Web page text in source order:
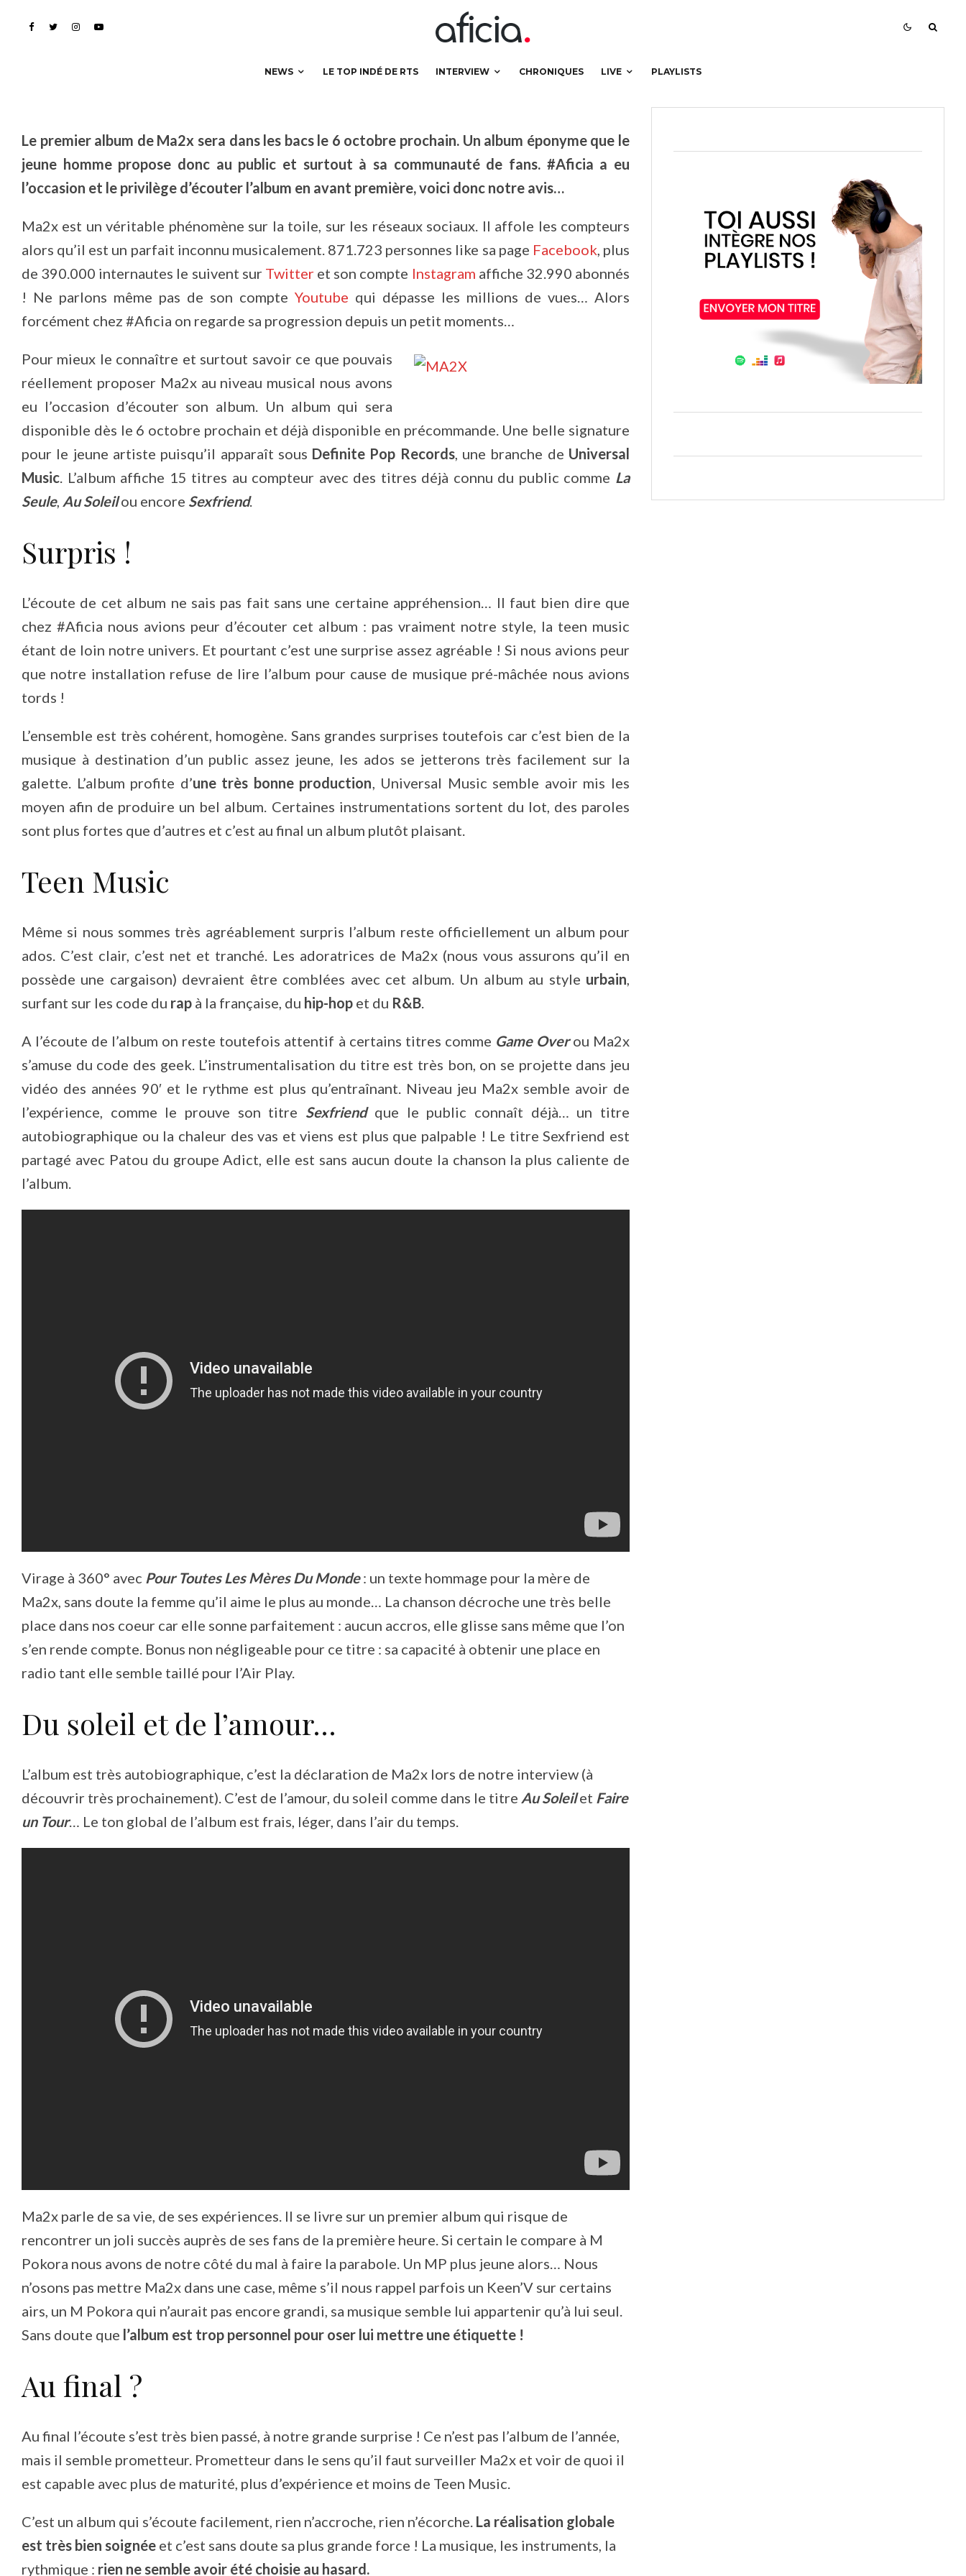
NEWS LE TOP INDÉ DE RTS INTERVIEW CHRONIQUES LIVE PLAYLISTS
Nous avons écouté le premier album de Ma2x !
Le premier album de Ma2x sera dans les bacs le 6 octobre prochain. Un album éponyme que le
jeune homme propose donc au public et surtout à sa communauté de fans. #Aficia a eu
l’occasion et le privilège d’écouter l’album en avant première, voici donc notre avis…
Ma2x est un véritable phénomène sur la toile, sur les réseaux sociaux. Il affole les compteurs
alors qu’il est un parfait inconnu musicalement. 871.723 personnes like sa page Facebook, plus
de 390.000 internautes le suivent sur Twitter et son compte Instagram affiche 32.990 abonnés
! Ne parlons même pas de son compte Youtube qui dépasse les millions de vues… Alors
forcément chez #Aficia on regarde sa progression depuis un petit moments…
Pour mieux le connaître et surtout savoir ce que pouvais
réellement proposer Ma2x au niveau musical nous avons
eu l’occasion d’écouter son album. Un album qui sera
disponible dès le 6 octobre prochain et déjà disponible en précommande. Une belle signature
pour le jeune artiste puisqu’il apparaît sous Definite Pop Records, une branche de Universal
Music. L’album affiche 15 titres au compteur avec des titres déjà connu du public comme La
Seule, Au Soleilou encore Sexfriend.
Surpris !
L’écoute de cet album ne sais pas fait sans une certaine appréhension… Il faut bien dire que
chez #Aficia nous avions peur d’écouter cet album : pas vraiment notre style, la teen music
étant de loin notre univers. Et pourtant c’est une surprise assez agréable ! Si nous avions peur
que notre installation refuse de lire l’album pour cause de musique pré-mâchée nous avions
tords !
L’ensemble est très cohérent, homogène. Sans grandes surprises toutefois car c’est bien de la
musique à destination d’un public assez jeune, les ados se jetterons très facilement sur la
galette. L’album profite d’une très bonne production, Universal Music semble avoir mis les
moyen afin de produire un bel album. Certaines instrumentations sortent du lot, des paroles
sont plus fortes que d’autres et c’est au final un album plutôt plaisant.
Teen Music
Même si nous sommes très agréablement surpris l’album reste officiellement un album pour
ados. C’est clair, c’est net et tranché. Les adoratrices de Ma2x (nous vous assurons qu’il en
possède une cargaison) devraient être comblées avec cet album. Un album au style urbain,
surfant sur les code du rap à la française, du hip-hop et du R&B.
A l’écoute de l’album on reste toutefois attentif à certains titres comme Game Overou Ma2x
s’amuse du code des geek. L’instrumentalisation du titre est très bon, on se projette dans jeu
vidéo des années 90′ et le rythme est plus qu’entraînant. Niveau jeu Ma2x semble avoir de
l’expérience, comme le prouve son titre Sexfriend que le public connaît déjà… un titre
autobiographique ou la chaleur des vas et viens est plus que palpable ! Le titre Sexfriend est
partagé avec Patou du groupe Adict, elle est sans aucun doute la chanson la plus caliente de
l’album.
Virage à 360° avec Pour Toutes Les Mères Du Monde: un texte hommage pour la mère de
Ma2x, sans doute la femme qu’il aime le plus au monde… La chanson décroche une très belle
place dans nos coeur car elle sonne parfaitement : aucun accros, elle glisse sans même que l’on
s’en rende compte. Bonus non négligeable pour ce titre : sa capacité à obtenir une place en
radio tant elle semble taillé pour l’Air Play.
Du soleil et de l’amour…
L’album est très autobiographique, c’est la déclaration de Ma2x lors de notre interview (à
découvrir très prochainement). C’est de l’amour, du soleil comme dans le titre Au Soleilet Faire
un Tour… Le ton global de l’album est frais, léger, dans l’air du temps.
Ma2x parle de sa vie, de ses expériences. Il se livre sur un premier album qui risque de
rencontrer un joli succès auprès de ses fans de la première heure. Si certain le compare à M
Pokora nous avons de notre côté du mal à faire la parabole. Un MP plus jeune alors… Nous
n’osons pas mettre Ma2x dans une case, même s’il nous rappel parfois un Keen’V sur certains
airs, un M Pokora qui n’aurait pas encore grandi, sa musique semble lui appartenir qu’à lui seul.
Sans doute que l’album est trop personnel pour oser lui mettre une étiquette !
Au final ?
Au final l’écoute s’est très bien passé, à notre grande surprise ! Ce n’est pas l’album de l’année,
mais il semble prometteur. Prometteur dans le sens qu’il faut surveiller Ma2x et voir de quoi il
est capable avec plus de maturité, plus d’expérience et moins de Teen Music.
C’est un album qui s’écoute facilement, rien n’accroche, rien n’écorche. La réalisation globale
est très bien soignée et c’est sans doute sa plus grande force ! La musique, les instruments, la
rythmique : rien ne semble avoir été choisie au hasard.